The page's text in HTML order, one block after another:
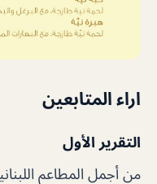
اراء المتابعين
التقرير الأول
من أجمل المطاعم